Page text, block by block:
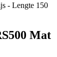
- Lengte 150
Mat